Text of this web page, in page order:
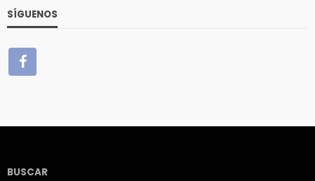
SÍGUENOS
BUSCAR